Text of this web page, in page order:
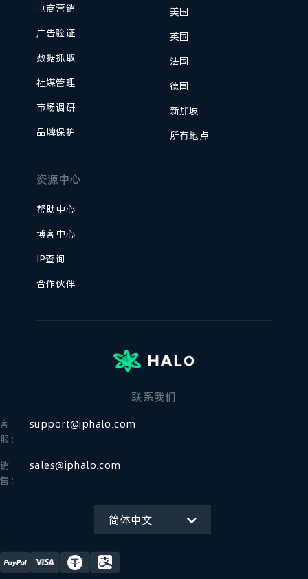
电商营销
广告验证
数据抓取
社媒管理
市场调研
品牌保护
美国
英国
法国
德国
新加坡
所有地点
资源中心
帮助中心
博客中心
IP查询
合作伙伴
联系我们
客
服：
support@iphalo.com
销
售：
sales@iphalo.com
简体中文
English